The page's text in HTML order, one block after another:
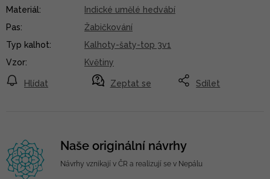
Zeptat se
Hlídat Sdílet
Materiál:
Indické umělé hedvábí
Pas:
Žabičkování
Typ kalhot:
Kalhoty-šaty-top 3v1
Vzor: Květiny
Naše originální návrhy
Návrhy vznikají v ČR a realizují se v Nepálu